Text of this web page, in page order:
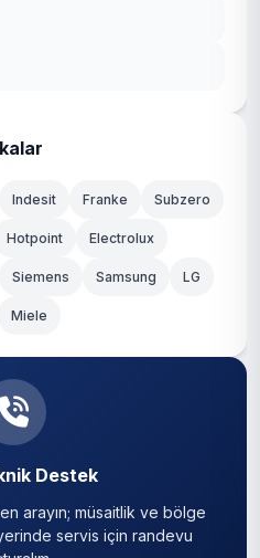
Indesit Franke Subzero
Hotpoint Electrolux
Siemens Samsung LG
Miele
Destek
arayın; müsaitlik ve bölge
servis için randevu